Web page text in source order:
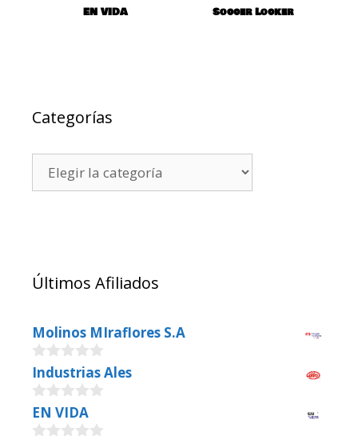
EN VIDA Soccer Locker
Categorías
Últimos Afiliados
Molinos MIraflores S.A
0
o
u
t
o
f
Industrias Ales
0
o
u
EN VIDA